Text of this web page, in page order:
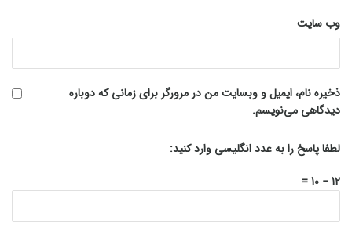
وب‌ سایت
ذخیره نام، ایمیل و وبسایت من در مرورگر برای زمانی که دوباره
دیدگاهی می‌نویسم.
لطفا پاسخ را به عدد انگلیسی وارد کنید:
12 − 10 =